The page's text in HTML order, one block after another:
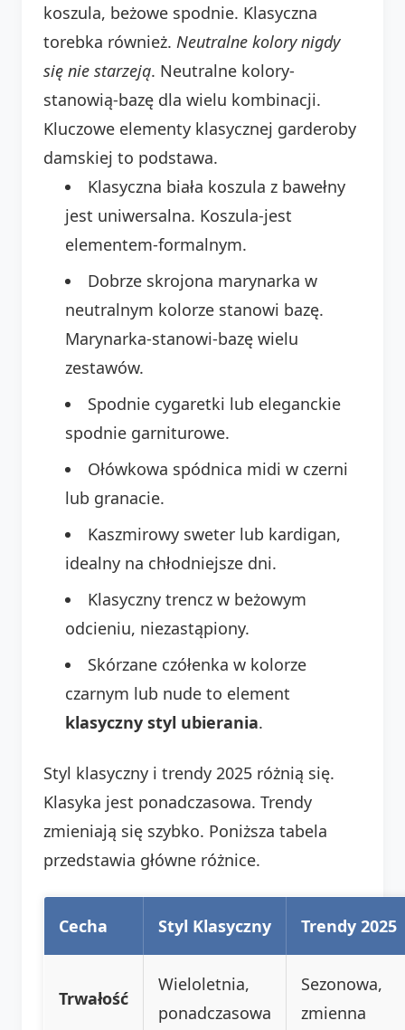
koszula, beżowe spodnie. Klasyczna
torebka również. Neutralne kolory nigdy
się nie starzeją. Neutralne kolory-
stanowią-bazę dla wielu kombinacji.
Kluczowe elementy klasycznej garderoby
damskiej to podstawa.
Klasyczna biała koszula z bawełny
jest uniwersalna. Koszula-jest
elementem-formalnym.
Dobrze skrojona marynarka w
neutralnym kolorze stanowi bazę.
Marynarka-stanowi-bazę wielu
zestawów.
Spodnie cygaretki lub eleganckie
spodnie garniturowe.
Ołówkowa spódnica midi w czerni
lub granacie.
Kaszmirowy sweter lub kardigan,
idealny na chłodniejsze dni.
Klasyczny trencz w beżowym
odcieniu, niezastąpiony.
Skórzane czółenka w kolorze
czarnym lub nude to element
klasyczny styl ubierania.
Styl klasyczny i trendy 2025 różnią się.
Klasyka jest ponadczasowa. Trendy
zmieniają się szybko. Poniższa tabela
przedstawia główne różnice.
Cecha Styl Klasyczny Trendy 2025
Trwałość
Wieloletnia,
ponadczasowa
Sezonowa,
zmienna